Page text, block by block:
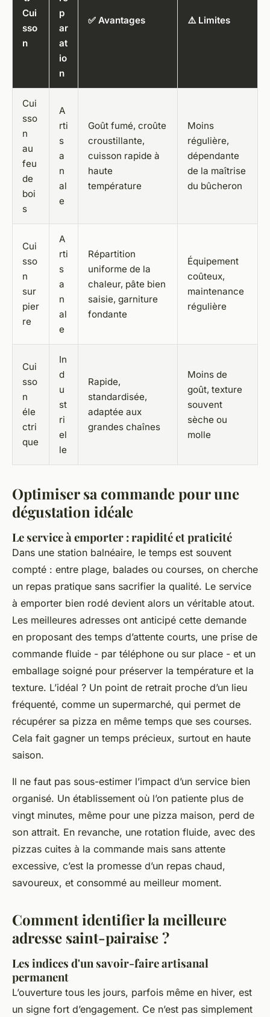
Cui
sso
n
p
ar
at
io
n
✅ Avantages ⚠️ Limites
Cui
sso
n
au
feu
de
boi
s
A
rti
s
a
n
al
e
Goût fumé, croûte
croustillante,
cuisson rapide à
haute
température
Moins
régulière,
dépendante
de la maîtrise
du bûcheron
Cui
sso
n
sur
pier
re
A
rti
s
a
n
al
e
Répartition
uniforme de la
chaleur, pâte bien
saisie, garniture
fondante
Équipement
coûteux,
maintenance
régulière
Cui
sso
n
éle
ctri
que
In
d
u
st
ri
el
le
Rapide,
standardisée,
adaptée aux
grandes chaînes
Moins de
goût, texture
souvent
sèche ou
molle
Optimiser sa commande pour une
dégustation idéale
Le service à emporter : rapidité et praticité
Dans une station balnéaire, le temps est souvent
compté : entre plage, balades ou courses, on cherche
un repas pratique sans sacrifier la qualité. Le service
à emporter bien rodé devient alors un véritable atout.
Les meilleures adresses ont anticipé cette demande
en proposant des temps d’attente courts, une prise de
commande fluide - par téléphone ou sur place - et un
emballage soigné pour préserver la température et la
texture. L’idéal ? Un point de retrait proche d’un lieu
fréquenté, comme un supermarché, qui permet de
récupérer sa pizza en même temps que ses courses.
Cela fait gagner un temps précieux, surtout en haute
saison.
Il ne faut pas sous-estimer l’impact d’un service bien
organisé. Un établissement où l’on patiente plus de
vingt minutes, même pour une pizza maison, perd de
son attrait. En revanche, une rotation fluide, avec des
pizzas cuites à la commande mais sans attente
excessive, c’est la promesse d’un repas chaud,
savoureux, et consommé au meilleur moment.
Comment identifier la meilleure
adresse saint-pairaise ?
Les indices d'un savoir-faire artisanal
permanent
L’ouverture tous les jours, parfois même en hiver, est
un signe fort d’engagement. Ce n’est pas simplement